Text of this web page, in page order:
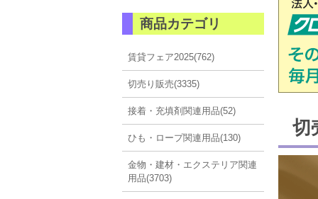
商品カテゴリ
賃貸フェア2025(762)
切売り販売(3335)
接着・充填剤関連用品(52)
ひも・ロープ関連用品(130)
金物・建材・エクステリア関連
用品(3703)
切